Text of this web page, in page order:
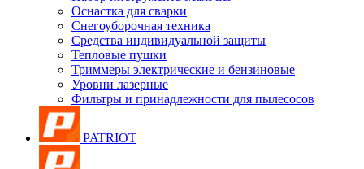
Оснастка для сварки
Снегоуборочная техника
Средства индивидуальной защиты
Тепловые пушки
Триммеры электрические и бензиновые
Уровни лазерные
Фильтры и принадлежности для пылесосов
PATRIOT